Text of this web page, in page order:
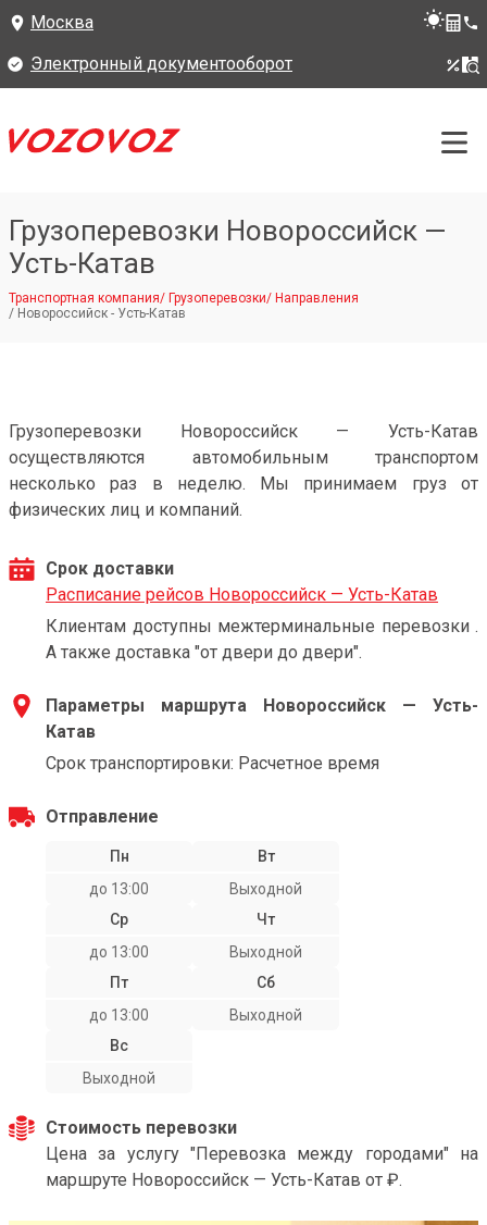
Москва
Электронный документооборот
Грузоперевозки Новороссийск —
Усть-Катав
Транспортная компания/ Грузоперевозки/ Направления
/ Новороссийск - Усть-Катав
Грузоперевозки Новороссийск — Усть-Катав
осуществляются автомобильным транспортом
несколько раз в неделю. Мы принимаем груз от
физических лиц и компаний.
Срок доставки
Расписание рейсов Новороссийск — Усть-Катав
Клиентам доступны межтерминальные перевозки .
А также доставка "от двери до двери".
Параметры маршрута Новороссийск — Усть-
Катав
Срок транспортировки: Расчетное время
Отправление
Пн
до 13:00
Вт
Выходной
Ср
до 13:00
Чт
Выходной
Пт
до 13:00
Сб
Выходной
Вс
Выходной
Стоимость перевозки
Цена за услугу "Перевозка между городами" на
маршруте Новороссийск — Усть-Катав от ₽.